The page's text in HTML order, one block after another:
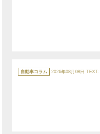
テ
ゴ
自動車コラム 2026年08月08日 TEXT: